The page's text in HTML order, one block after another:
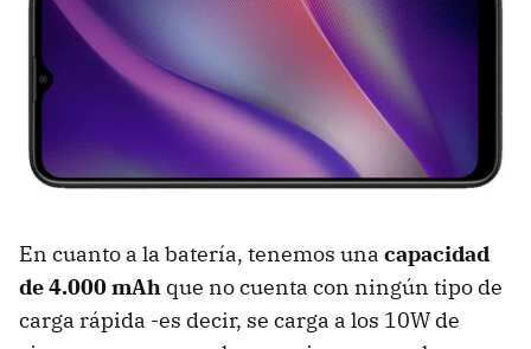
En cuanto a la batería, tenemos una capacidad
de 4.000 mAh que no cuenta con ningún tipo de
carga rápida -es decir, se carga a los 10W de